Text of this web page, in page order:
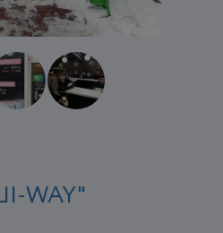
WAY"